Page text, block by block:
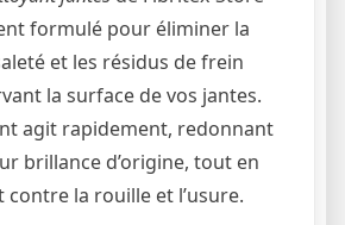
formulé pour éliminer la
et les résidus de frein
la surface de vos jantes.
agit rapidement, redonnant
brillance d’origine, tout en
la rouille et l’usure.